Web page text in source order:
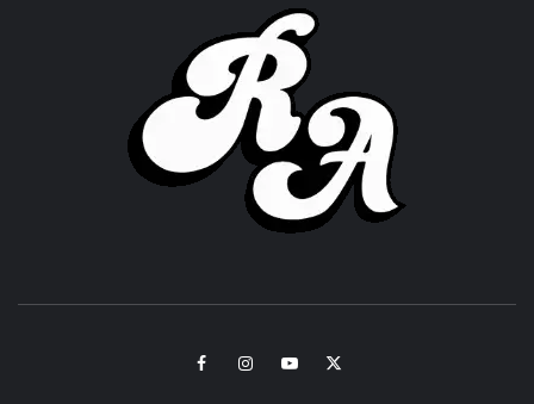
FacebookInstagramYoutubeTwitter